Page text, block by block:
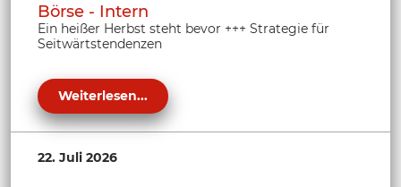
Börse - Intern
Ein heißer Herbst steht bevor +++ Strategie für
Seitwärtstendenzen
Weiterlesen...
22. Juli 2026